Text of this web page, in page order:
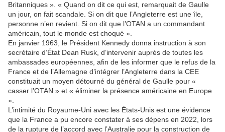
Britanniques ». « Quand on dit ce qui est, remarquait de Gaulle
un jour, on fait scandale. Si on dit que l’Angleterre est une île,
personne n’en revient. Si on dit que l’OTAN a un commandant
américain, tout le monde est choqué ».
En janvier 1963, le Président Kennedy donna instruction à son
secrétaire d’État Dean Rusk, d’intervenir auprès de toutes les
ambassades européennes, afin de les informer que le refus de la
France et de l’Allemagne d’intégrer l’Angleterre dans la CEE
constituait un moyen détourné du général de Gaulle pour «
casser l’OTAN » et « éliminer la présence américaine en Europe
».
L’intimité du Royaume-Uni avec les États-Unis est une évidence
que la France a pu encore constater à ses dépens en 2022, lors
de la rupture de l’accord avec l’Australie pour la construction de